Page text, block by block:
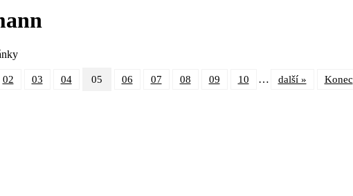
02 03 04 05 06 07 08 09 10 … další » Konec